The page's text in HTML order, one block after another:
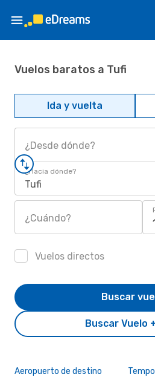
Vuelos baratos a Tufi
Ida y vuelta
¿Desde dónde?
¿Hacia dónde?
Tufi
¿Cuándo?
Vuelos directos
Buscar Vuelo
Buscar
Aeropuerto de destino